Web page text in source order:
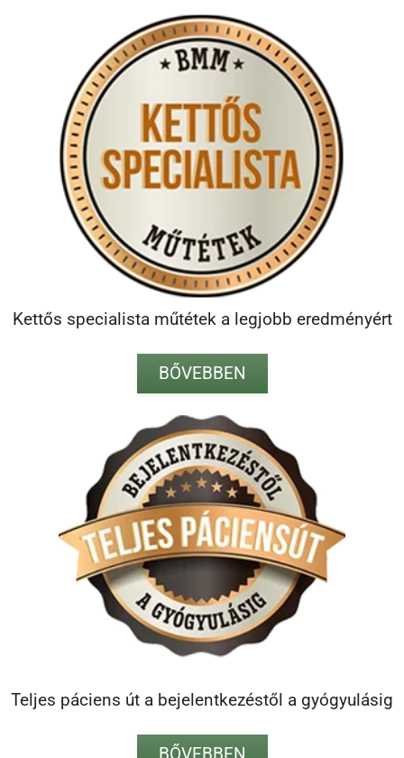
Kettős specialista műtétek a legjobb eredményért
BŐVEBBEN
Teljes páciens út a bejelentkezéstől a gyógyulásig